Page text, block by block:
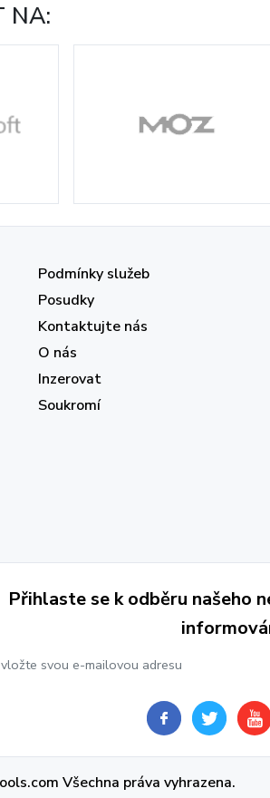
NA:
Podmínky služeb
Posudky
Kontaktujte nás
O nás
Inzerovat
Soukromí
Přihlaste se k odběru našeho
Všechna práva vyhrazena.